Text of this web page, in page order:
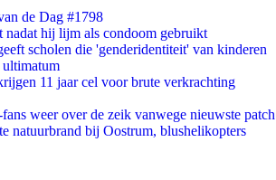
de Dag #1798
nadat hij lijm als condoom gebruikt
scholen die 'genderidentiteit' van kinderen
ultimatum
11 jaar cel voor brute verkrachting
weer over de zeik vanwege nieuwste patch
natuurbrand bij Oostrum, blushelikopters